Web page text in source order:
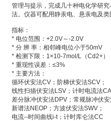
管理与提示，完成几十种电化学研究
法。仪器可配用静汞电、悬汞电及类
指标：
* 电位范围：+2.0V～-2.0V
* 分 辨 率：相邻峰电位小于50mV
* 检测下限：1×10-7mol/L（Cd2+）
* 重现性误差：≤3%
* 主要方法：
循环伏安法CV；阶梯伏安法SCV；
线性扫描伏安法LSV；计时电流法
差分脉冲伏安法DPV；常规脉冲伏
新谱法NEOP；方波伏安法SWV；
电流--时间曲线i-t；计时库仑法CC